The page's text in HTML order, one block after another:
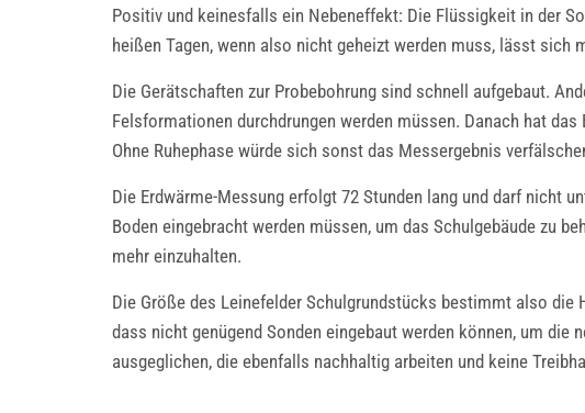
Positiv und keinesfalls ein Nebeneffekt: Die Flüssigkeit in der
heißen Tagen, wenn also nicht geheizt werden muss, lässt sich
Die Gerätschaften zur Probebohrung sind schnell aufgebaut.
Felsformationen durchdrungen werden müssen. Danach hat
Ohne Ruhephase würde sich sonst das Messergebnis
Die Erdwärme-Messung erfolgt 72 Stunden lang und darf nicht
Boden eingebracht werden müssen, um das Schulgebäude zu
mehr einzuhalten.
Die Größe des Leinefelder Schulgrundstücks bestimmt also die
dass nicht genügend Sonden eingebaut werden können, um
ausgeglichen, die ebenfalls nachhaltig arbeiten und keine